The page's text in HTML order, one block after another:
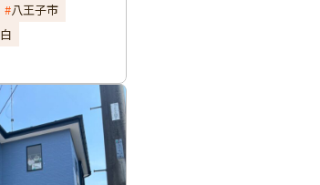
八王子市
白